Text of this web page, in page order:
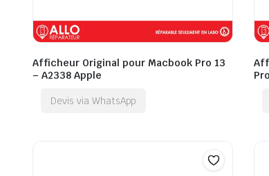
Afficheur Original pour Macbook Pro 13
– A2338 Apple
Devis via WhatsApp